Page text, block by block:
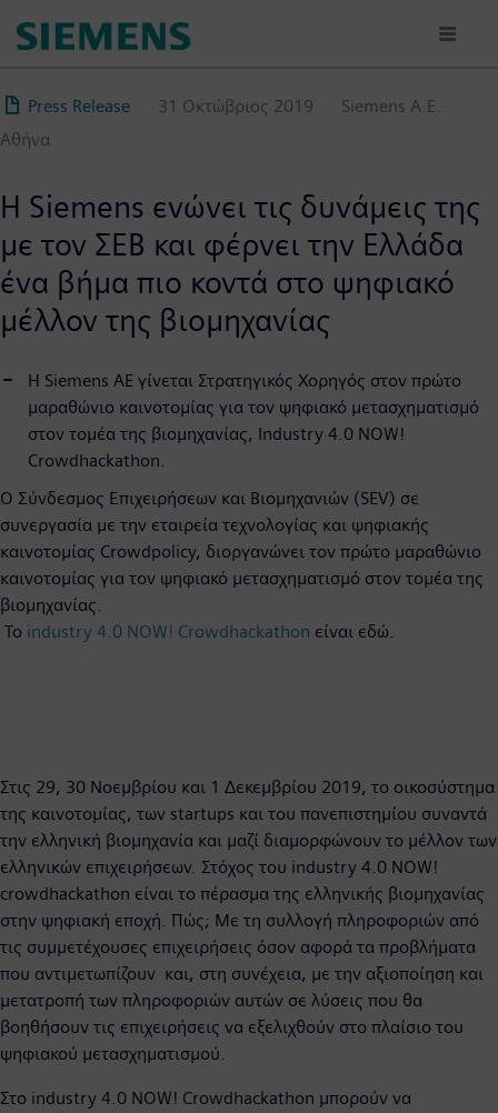
προς
κυρίως
περιεχόμενο
Press Release 31 Οκτώβριος 2019
Siemens Α.Ε.
Αθήνα
H Siemens ενώνει τις δυνάμεις της
με τον ΣΕΒ και φέρνει την Ελλάδα
ένα βήμα πιο κοντά στο ψηφιακό
μέλλον της βιομηχανίας
Η Siemens AE γίνεται Στρατηγικός Χορηγός στον πρώτο
μαραθώνιο καινοτομίας για τον ψηφιακό μετασχηματισμό
στον τομέα της βιομηχανίας, Industry 4.0 NOW!
Crowdhackathon.
O Σύνδεσμος Επιχειρήσεων και Βιομηχανιών (SEV) σε
συνεργασία με την εταιρεία τεχνολογίας και ψηφιακής
καινοτομίας Crowdpolicy, διοργανώνει τον πρώτο μαραθώνιο
καινοτομίας για τον ψηφιακό μετασχηματισμό στον τομέα της
βιομηχανίας.
To industry 4.0 NOW! Crowdhackathon είναι εδώ.
Στις 29, 30 Νοεμβρίου και 1 Δεκεμβρίου 2019, το οικοσύστημα
της καινοτομίας, των startups και του πανεπιστημίου συναντά
την ελληνική βιομηχανία και μαζί διαμορφώνουν το μέλλον των
ελληνικών επιχειρήσεων. Στόχος του industry 4.0 NOW!
crowdhackathon είναι το πέρασμα της ελληνικής βιομηχανίας
στην ψηφιακή εποχή. Πώς; Με τη συλλογή πληροφοριών από
τις συμμετέχουσες επιχειρήσεις όσον αφορά τα προβλήματα
που αντιμετωπίζουν και, στη συνέχεια, με την αξιοποίηση και
μετατροπή των πληροφοριών αυτών σε λύσεις που θα
βοηθήσουν τις επιχειρήσεις να εξελιχθούν στο πλαίσιο του
ψηφιακού μετασχηματισμού.
Στο industry 4.0 NOW! Crowdhackathon μπορούν να